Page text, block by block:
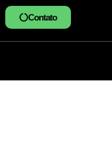
Contato